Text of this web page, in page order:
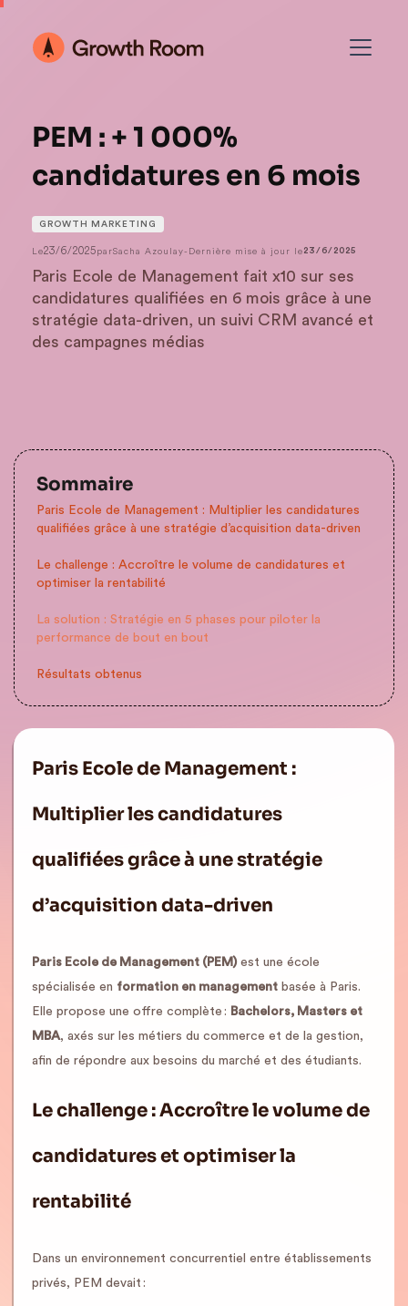
PEM : + 1 000%
candidatures en 6 mois
GROWTH MARKETING
Le23/6/2025parSacha Azoulay- Dernière mise à jour le 23/6/2025
Paris Ecole de Management fait x10 sur ses
candidatures qualifiées en 6 mois grâce à une
stratégie data-driven, un suivi CRM avancé et
des campagnes médias
Sommaire
Paris Ecole de Management : Multiplier les candidatures
qualifiées grâce à une stratégie d’acquisition data-driven
Le challenge : Accroître le volume de candidatures et
optimiser la rentabilité
La solution : Stratégie en 5 phases pour piloter la
performance de bout en bout
Résultats obtenus
Paris Ecole de Management :
Multiplier les candidatures
qualifiées grâce à une stratégie
d’acquisition data-driven
Paris Ecole de Management (PEM)est une école
spécialisée en formation en management basée à Paris.
Elle propose une offre complète : Bachelors, Masters et
MBA, axés sur les métiers du commerce et de la gestion,
afin de répondre aux besoins du marché et des étudiants.
Le challenge : Accroître le volume de
candidatures et optimiser la
rentabilité
Dans un environnement concurrentiel entre établissements
privés, PEM devait :